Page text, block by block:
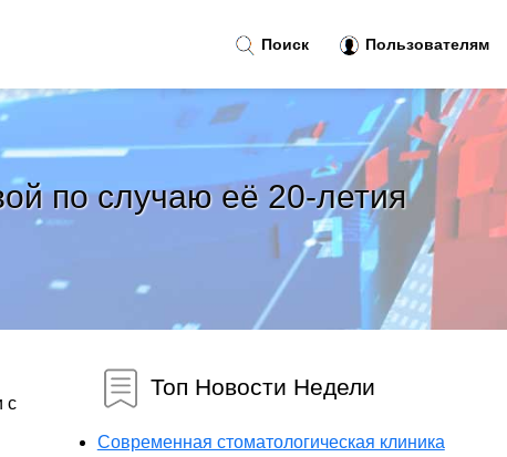
по случаю её 20-летия
с
Топ Новости Недели
Современная стоматологическая клиника
Поиск Пользователям